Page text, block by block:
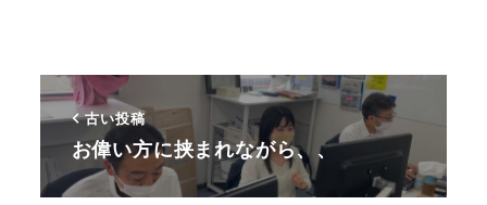
古い投稿
お偉い方に挟まれながら、、